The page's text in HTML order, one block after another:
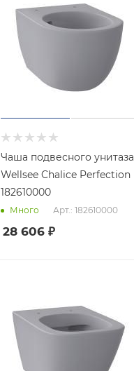
Чаша подвесного унитаза
Wellsee Chalice Perfection
182610000
Много Арт.: 182610000
28 606₽